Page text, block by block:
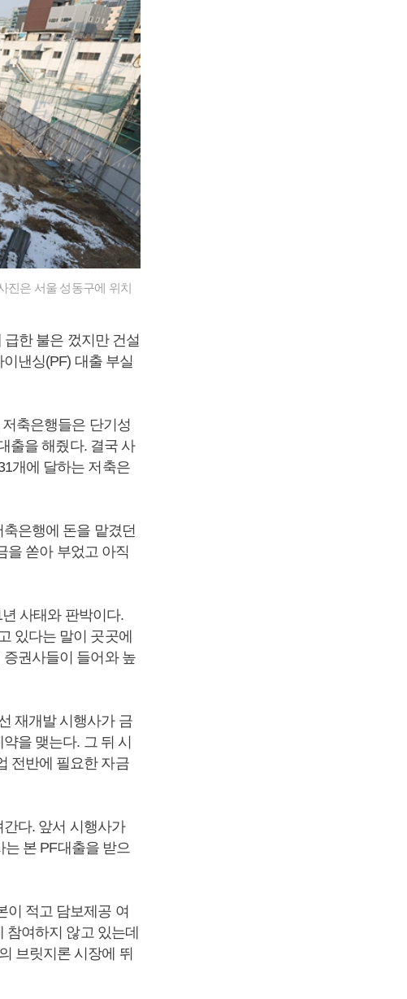
진은 서울 성동구에 위치
한 불은 껐지만 건설
낸싱(PF) 대출 부실
축은행들은 단기성
출을 해줬다. 결국 사
개에 달하는 저축은
은행에 돈을 맡겼던
을 쏟아 부었고 아직
사태와 판박이다.
있다는 말이 곳곳에
권사들이 들어와 높
재개발 시행사가 금
을 맺는다. 그 뒤 시
전반에 필요한 자금
다. 앞서 시행사가
는 본 PF대출을 받으
이 적고 담보제공 여
여하지 않고 있는데
브릿지론 시장에 뛰